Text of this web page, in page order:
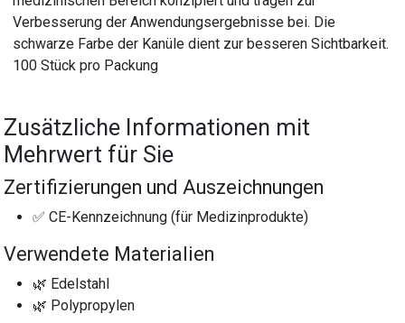
Verbesserung der Anwendungsergebnisse bei. Die
schwarze Farbe der Kanüle dient zur besseren Sichtbarkeit.
100 Stück pro Packung
Zusätzliche Informationen mit
Mehrwert für Sie
Zertifizierungen und Auszeichnungen
✅ CE-Kennzeichnung (für Medizinprodukte)
Verwendete Materialien
🌿 Edelstahl
🌿 Polypropylen